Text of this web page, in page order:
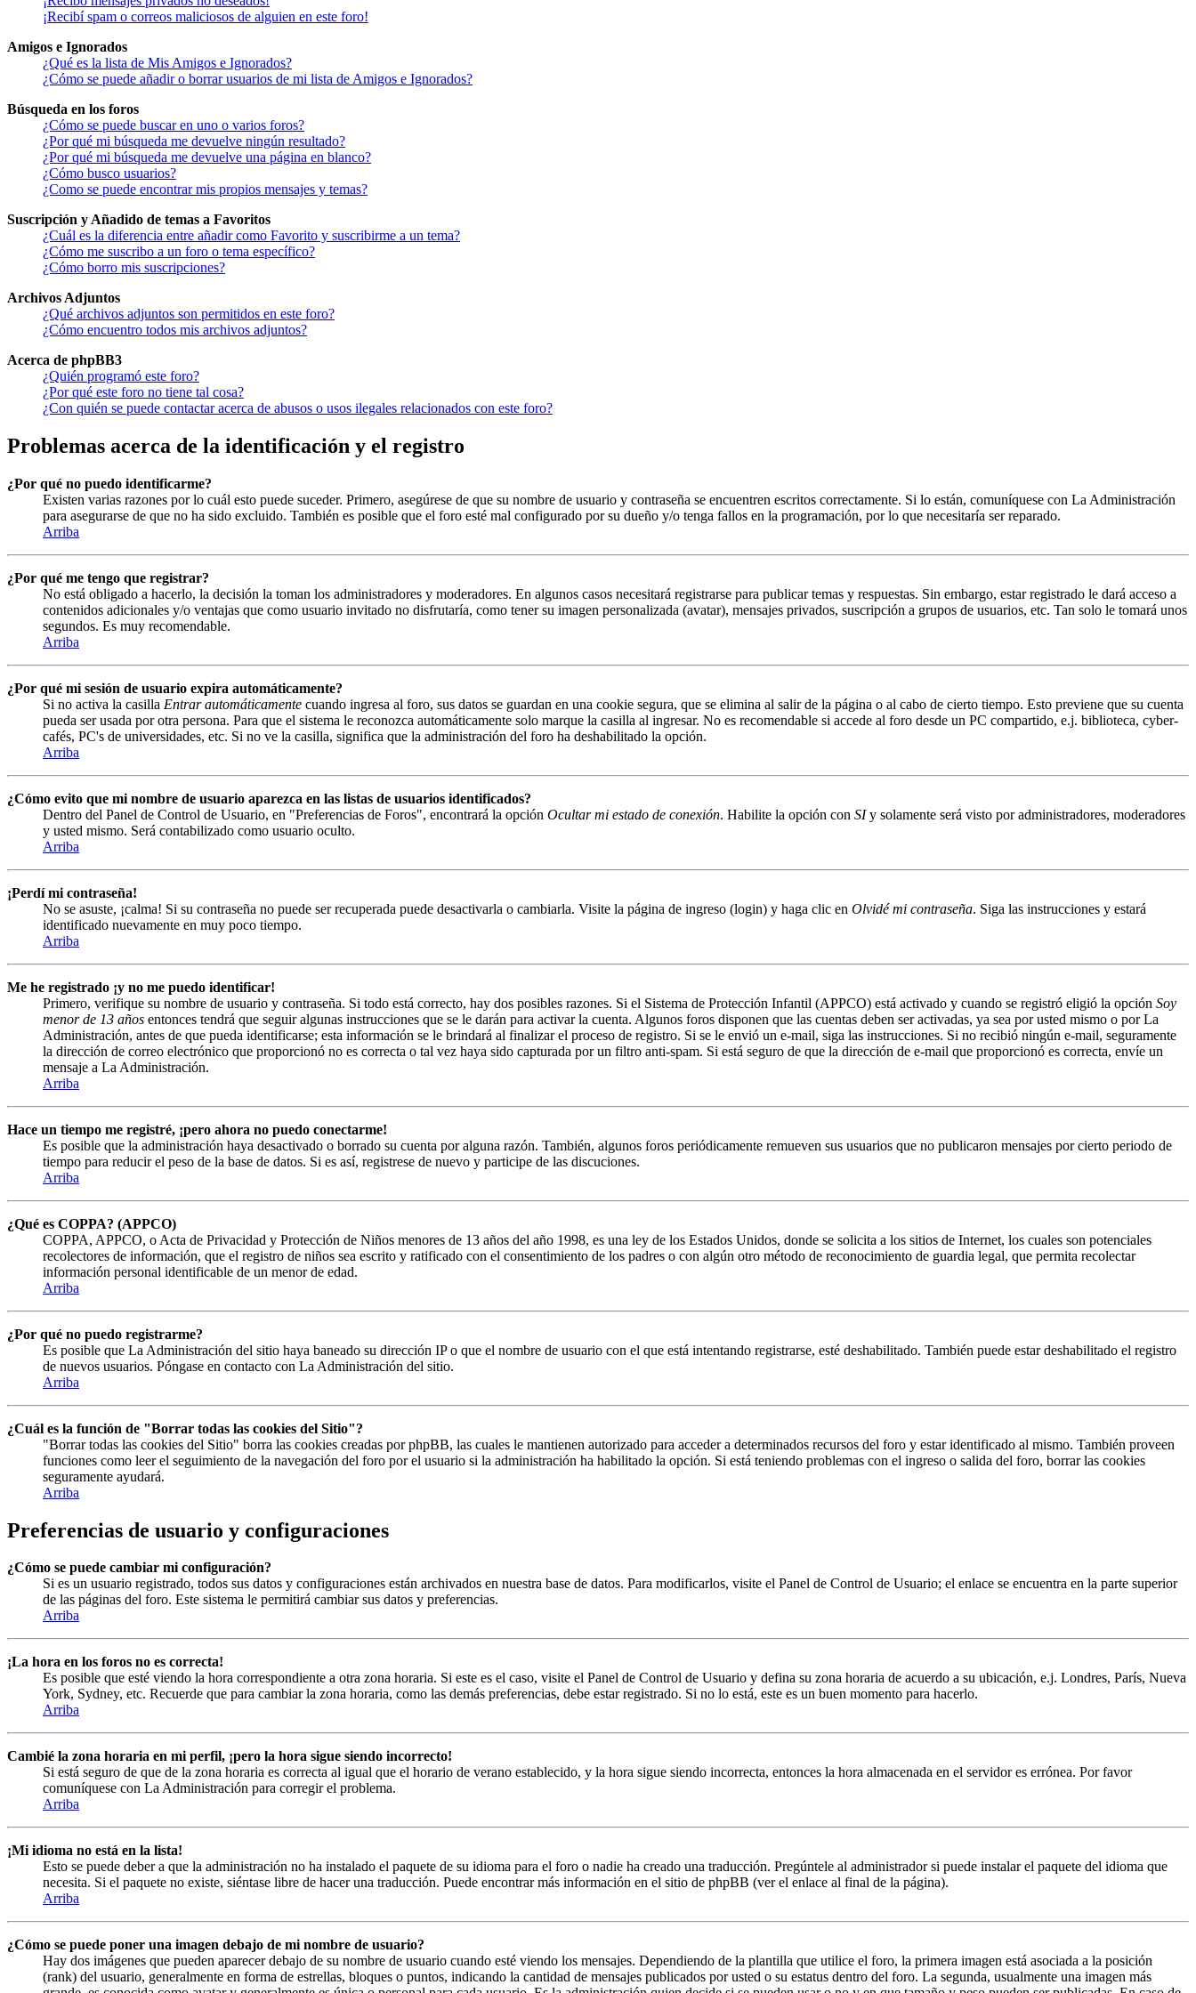
¡Recibí spam o correos maliciosos de alguien en este foro!
Amigos e Ignorados
¿Qué es la lista de Mis Amigos e Ignorados?
¿Cómo se puede añadir o borrar usuarios de mi lista de Amigos e Ignorados?
Búsqueda en los foros
¿Cómo se puede buscar en uno o varios foros?
¿Por qué mi búsqueda me devuelve ningún resultado?
¿Por qué mi búsqueda me devuelve una página en blanco?
¿Cómo busco usuarios?
¿Como se puede encontrar mis propios mensajes y temas?
Suscripción y Añadido de temas a Favoritos
¿Cuál es la diferencia entre añadir como Favorito y suscribirme a un tema?
¿Cómo me suscribo a un foro o tema específico?
¿Cómo borro mis suscripciones?
Archivos Adjuntos
¿Qué archivos adjuntos son permitidos en este foro?
¿Cómo encuentro todos mis archivos adjuntos?
Acerca de phpBB3
¿Quién programó este foro?
¿Por qué este foro no tiene tal cosa?
¿Con quién se puede contactar acerca de abusos o usos ilegales relacionados con este foro?
Problemas acerca de la identificación y el registro
¿Por qué no puedo identificarme?
Existen varias razones por lo cuál esto puede suceder. Primero, asegúrese de que su nombre de usuario y contraseña se encuentren escritos correctamente. Si lo están, comuníquese con La Administración
para asegurarse de que no ha sido excluido. También es posible que el foro esté mal configurado por su dueño y/o tenga fallos en la programación, por lo que necesitaría ser reparado.
Arriba
¿Por qué me tengo que registrar?
No está obligado a hacerlo, la decisión la toman los administradores y moderadores. En algunos casos necesitará registrarse para publicar temas y respuestas. Sin embargo, estar registrado le dará acceso a
contenidos adicionales y/o ventajas que como usuario invitado no disfrutaría, como tener su imagen personalizada (avatar), mensajes privados, suscripción a grupos de usuarios, etc. Tan solo le tomará unos
segundos. Es muy recomendable.
Arriba
¿Por qué mi sesión de usuario expira automáticamente?
Si no activa la casilla Entrar automáticamente cuando ingresa al foro, sus datos se guardan en una cookie segura, que se elimina al salir de la página o al cabo de cierto tiempo. Esto previene que su cuenta
pueda ser usada por otra persona. Para que el sistema le reconozca automáticamente solo marque la casilla al ingresar. No es recomendable si accede al foro desde un PC compartido, e.j. biblioteca, cyber-
cafés, PC's de universidades, etc. Si no ve la casilla, significa que la administración del foro ha deshabilitado la opción.
Arriba
¿Cómo evito que mi nombre de usuario aparezca en las listas de usuarios identificados?
Dentro del Panel de Control de Usuario, en "Preferencias de Foros", encontrará la opción Ocultar mi estado de conexión. Habilite la opción con SIy solamente será visto por administradores, moderadores
y usted mismo. Será contabilizado como usuario oculto.
Arriba
¡Perdí mi contraseña!
No se asuste, ¡calma! Si su contraseña no puede ser recuperada puede desactivarla o cambiarla. Visite la página de ingreso (login) y haga clic en Olvidé mi contraseña. Siga las instrucciones y estará
identificado nuevamente en muy poco tiempo.
Arriba
Me he registrado ¡y no me puedo identificar!
Primero, verifique su nombre de usuario y contraseña. Si todo está correcto, hay dos posibles razones. Si el Sistema de Protección Infantil (APPCO) está activado y cuando se registró eligió la opción Soy
menor de 13 años entonces tendrá que seguir algunas instrucciones que se le darán para activar la cuenta. Algunos foros disponen que las cuentas deben ser activadas, ya sea por usted mismo o por La
Administración, antes de que pueda identificarse; esta información se le brindará al finalizar el proceso de registro. Si se le envió un e-mail, siga las instrucciones. Si no recibió ningún e-mail, seguramente
la dirección de correo electrónico que proporcionó no es correcta o tal vez haya sido capturada por un filtro anti-spam. Si está seguro de que la dirección de e-mail que proporcionó es correcta, envíe un
mensaje a La Administración.
Arriba
Hace un tiempo me registré, ¡pero ahora no puedo conectarme!
Es posible que la administración haya desactivado o borrado su cuenta por alguna razón. También, algunos foros periódicamente remueven sus usuarios que no publicaron mensajes por cierto periodo de
tiempo para reducir el peso de la base de datos. Si es así, registrese de nuevo y participe de las discuciones.
Arriba
¿Qué es COPPA? (APPCO)
COPPA, APPCO, o Acta de Privacidad y Protección de Niños menores de 13 años del año 1998, es una ley de los Estados Unidos, donde se solicita a los sitios de Internet, los cuales son potenciales
recolectores de información, que el registro de niños sea escrito y ratificado con el consentimiento de los padres o con algún otro método de reconocimiento de guardia legal, que permita recolectar
información personal identificable de un menor de edad.
Arriba
¿Por qué no puedo registrarme?
Es posible que La Administración del sitio haya baneado su dirección IP o que el nombre de usuario con el que está intentando registrarse, esté deshabilitado. También puede estar deshabilitado el registro
de nuevos usuarios. Póngase en contacto con La Administración del sitio.
Arriba
¿Cuál es la función de "Borrar todas las cookies del Sitio"?
"Borrar todas las cookies del Sitio" borra las cookies creadas por phpBB, las cuales le mantienen autorizado para acceder a determinados recursos del foro y estar identificado al mismo. También proveen
funciones como leer el seguimiento de la navegación del foro por el usuario si la administración ha habilitado la opción. Si está teniendo problemas con el ingreso o salida del foro, borrar las cookies
seguramente ayudará.
Arriba
Preferencias de usuario y configuraciones
¿Cómo se puede cambiar mi configuración?
Si es un usuario registrado, todos sus datos y configuraciones están archivados en nuestra base de datos. Para modificarlos, visite el Panel de Control de Usuario; el enlace se encuentra en la parte superior
de las páginas del foro. Este sistema le permitirá cambiar sus datos y preferencias.
Arriba
¡La hora en los foros no es correcta!
Es posible que esté viendo la hora correspondiente a otra zona horaria. Si este es el caso, visite el Panel de Control de Usuario y defina su zona horaria de acuerdo a su ubicación, e.j. Londres, París, Nueva
York, Sydney, etc. Recuerde que para cambiar la zona horaria, como las demás preferencias, debe estar registrado. Si no lo está, este es un buen momento para hacerlo.
Arriba
Cambié la zona horaria en mi perfil, ¡pero la hora sigue siendo incorrecto!
Si está seguro de que de la zona horaria es correcta al igual que el horario de verano establecido, y la hora sigue siendo incorrecta, entonces la hora almacenada en el servidor es errónea. Por favor
comuníquese con La Administración para corregir el problema.
Arriba
¡Mi idioma no está en la lista!
Esto se puede deber a que la administración no ha instalado el paquete de su idioma para el foro o nadie ha creado una traducción. Pregúntele al administrador si puede instalar el paquete del idioma que
necesita. Si el paquete no existe, siéntase libre de hacer una traducción. Puede encontrar más información en el sitio de phpBB (ver el enlace al final de la página).
Arriba
¿Cómo se puede poner una imagen debajo de mi nombre de usuario?
Hay dos imágenes que pueden aparecer debajo de su nombre de usuario cuando esté viendo los mensajes. Dependiendo de la plantilla que utilice el foro, la primera imagen está asociada a la posición
(rank) del usuario, generalmente en forma de estrellas, bloques o puntos, indicando la cantidad de mensajes publicados por usted o su estatus dentro del foro. La segunda, usualmente una imagen más